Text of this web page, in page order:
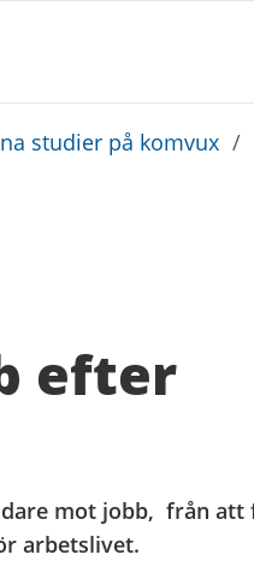
studier på komvux /
efter
mot jobb, från att
arbetslivet.